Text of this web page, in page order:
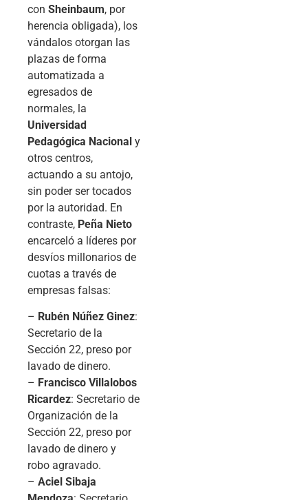
con Sheinbaum, por
herencia obligada), los
vándalos otorgan las
plazas de forma
automatizada a
egresados de
normales, la
Universidad
Pedagógica Nacional y
otros centros,
actuando a su antojo,
sin poder ser tocados
por la autoridad. En
contraste, Peña Nieto
encarceló a líderes por
desvíos millonarios de
cuotas a través de
empresas falsas:
– Rubén Núñez Ginez:
Secretario de la
Sección 22, preso por
lavado de dinero.
– Francisco Villalobos
Ricardez: Secretario de
Organización de la
Sección 22, preso por
lavado de dinero y
robo agravado.
– Aciel Sibaja